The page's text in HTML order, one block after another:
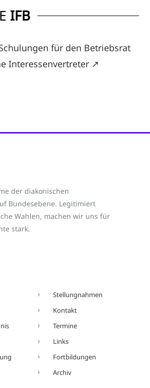
IFB
für den Betriebsrat
Interessenvertreter ↗
der diakonischen
Bundesebene. Legitimiert
Wahlen, machen wir uns für
stark.
Stellungnahmen
Kontakt
Termine
Links
Fortbildungen
Archiv